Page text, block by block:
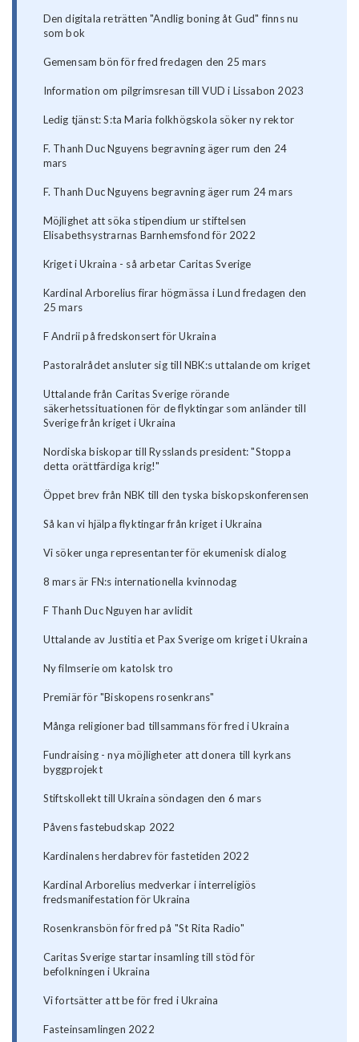
Den digitala reträtten "Andlig boning åt Gud" finns nu
som bok
Gemensam bön för fred fredagen den 25 mars
Information om pilgrimsresan till VUD i Lissabon 2023
Ledig tjänst: S:ta Maria folkhögskola söker ny rektor
F. Thanh Duc Nguyens begravning äger rum den 24
mars
F. Thanh Duc Nguyens begravning äger rum 24 mars
Möjlighet att söka stipendium ur stiftelsen
Elisabethsystrarnas Barnhemsfond för 2022
Kriget i Ukraina - så arbetar Caritas Sverige
Kardinal Arborelius firar högmässa i Lund fredagen den
25 mars
F Andrii på fredskonsert för Ukraina
Pastoralrådet ansluter sig till NBK:s uttalande om kriget
Uttalande från Caritas Sverige rörande
säkerhetssituationen för de flyktingar som anländer till
Sverige från kriget i Ukraina
Nordiska biskopar till Rysslands president: "Stoppa
detta orättfärdiga krig!"
Öppet brev från NBK till den tyska biskopskonferensen
Så kan vi hjälpa flyktingar från kriget i Ukraina
Vi söker unga representanter för ekumenisk dialog
8 mars är FN:s internationella kvinnodag
F Thanh Duc Nguyen har avlidit
Uttalande av Justitia et Pax Sverige om kriget i Ukraina
Ny filmserie om katolsk tro
Premiär för "Biskopens rosenkrans"
Många religioner bad tillsammans för fred i Ukraina
Fundraising - nya möjligheter att donera till kyrkans
byggprojekt
Stiftskollekt till Ukraina söndagen den 6 mars
Påvens fastebudskap 2022
Kardinalens herdabrev för fastetiden 2022
Kardinal Arborelius medverkar i interreligiös
fredsmanifestation för Ukraina
Rosenkransbön för fred på "St Rita Radio"
Caritas Sverige startar insamling till stöd för
befolkningen i Ukraina
Vi fortsätter att be för fred i Ukraina
Fasteinsamlingen 2022